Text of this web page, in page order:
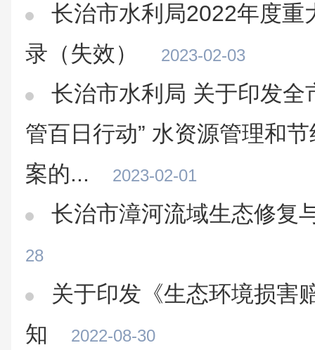
长治市水利局2022年度重
录（失效）
2023-02-03
长治市水利局 关于印发全
管百日行动” 水资源管理和
案的...
2023-02-01
长治市漳河流域生态修复
28
关于印发《生态环境损害
知
2022-08-30